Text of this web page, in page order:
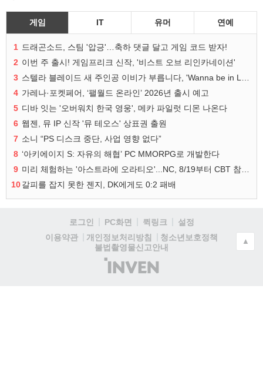
게임 IT 유머 연예
1 드래곤소드, 스팀 '압긍'…축하 댓글 달고 게임 코드 받자!
2 이번 주 출시! 게임프리크 신작, '비스트 오브 리인카네이션'
3
4 가레나·포켓페어, ‘팰월드 온라인’ 2026년 출시 예고
5 디바 잇는 '오버워치 한국 영웅', 메카 파일럿 디몬 나온다
6 웹젠, 뮤 IP 신작 '뮤 테오스' 상표권 출원
7 소니 “PS 디스크 중단, 사업 영향 없다”
8 ‘아키에이지 S: 자유의 해협’ PC MMORPG로 개발한다
9
10갈피를 잡지 못한 젠지, DK에게도 0:2 패배
로그인 PC화면 퀵링크
설정
이용약관
개인정보처리방침
청소년보호정책
불법촬영물신고안내
(주)
인
▲